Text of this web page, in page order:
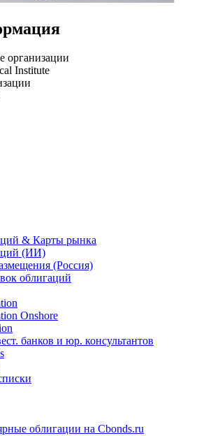
организации
Institute
& Карты рынка
(ИИ)
(Россия)
облигаций
Onshore
банков и юр. консультантов
облигации на Cbonds.ru